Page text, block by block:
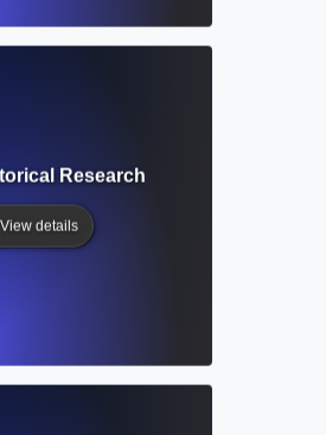
Research Access and
View details